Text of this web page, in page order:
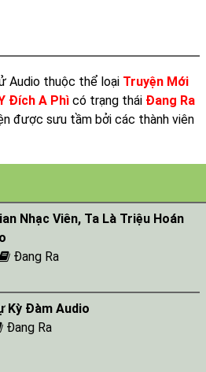
Audio thuộc thể loại Truyện Mới
Đích A Phì có trạng thái Đang Ra
được sưu tầm bởi các thành viên
Nhạc Viên, Ta Là Triệu Hoán
Đang Ra
Kỳ Đàm Audio
Đang Ra